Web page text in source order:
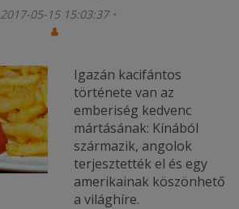
2017-05-15 15:03:37
Igazán kacifántos
története van az
emberiség kedvenc
mártásának: Kínából
származik, angolok
terjesztették el és egy
amerikainak köszönhető
a világhíre.